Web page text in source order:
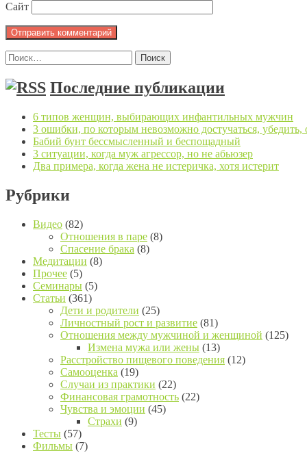
Сайт
Найти:
Последние публикации
6 типов женщин, выбирающих инфантильных мужчин
3 ошибки, по которым невозможно достучаться,
Бабий бунт бессмысленный и беспощадный
3 ситуации, когда муж агрессор, но не абьюзер
Два примера, когда жена не истеричка, хотя истерит
Рубрики
Видео (82)
Отношения в паре (8)
Спасение брака (8)
Медитации (8)
Прочее (5)
Семинары (5)
Статьи (361)
Дети и родители (25)
Личностный рост и развитие (81)
Отношения между мужчиной и женщиной (125)
Измена мужа или жены (13)
Расстройство пищевого поведения (12)
Самооценка (19)
Случаи из практики (22)
Финансовая грамотность (22)
Чувства и эмоции (45)
Страхи (9)
Тесты (57)
Фильмы (7)